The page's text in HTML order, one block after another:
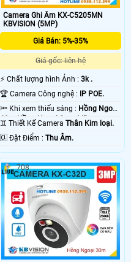
Camera Ghi Âm KX-C5205MN
KBVISION (5MP)
Giá Bán: 5%-35%
Giá gốc: liên hệ
️⚡ Chất lượng hình Ảnh :3k .
🏆 Camera Công nghệ : IP POE.
🔦 Khi xem thiếu sáng : Hồng Ngoại
60m Hồng Ngoại Smart IR.
♊ Thiết Kế CameraThân Kim loại.
️🆑 Đặt Điểm :Thu Âm.
708